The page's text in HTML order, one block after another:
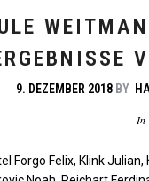
9. DEZEMBER 2018 BY
In
Forgo Felix, Klink